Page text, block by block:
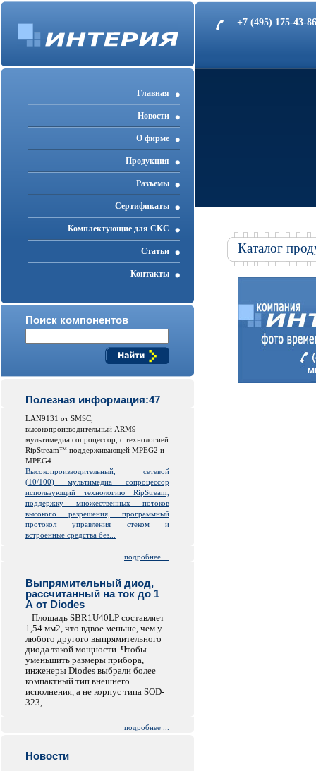
+7 (495) 175-43-
Главная
Новости
О фирме
Продукция
Разъемы
Cертификаты
Комплектующие для СКС
Статьи
Контакты
Поиск компонентов
Полезная информация:47
LAN9131 от SMSC,
высокопроизводительный ARM9
мультимедиа сопроцессор, с технологией
RipStream™ поддерживающей MPEG2 и
MPEG4
Высокопроизводительный, сетевой
(10/100) мультимедиа сопроцессор
использующий технологию RipStream,
поддержку множественных потоков
высокого разрешения, программный
протокол управления стеком и
встроенные средства без...
подробнее ...
Выпрямительный диод,
рассчитанный на ток до 1
А от Diodes
Площадь SBR1U40LP составляет
1,54 мм2, что вдвое меньше, чем у
любого другого выпрямительного
диода такой мощности. Чтобы
уменьшить размеры прибора,
инженеры Diodes выбрали более
компактный тип внешнего
исполнения, а не корпус типа SOD-
323,...
подробнее ...
Новости
Каталог